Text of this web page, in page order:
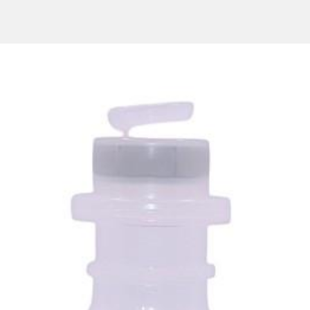
или повышение содержания азота мочевины крови (АМК)
опыта применения)